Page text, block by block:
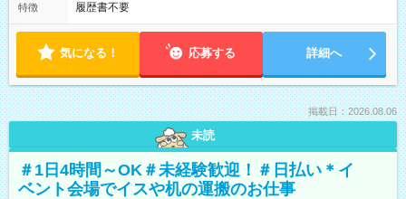
特徴 履歴書不要
気になる！ 応募する 詳細へ
掲載日：2026.08.06
未読
＃1日4時間～OK＃未経験歓迎！＃日払い＊イ
ベント会場でイスや机の運搬のお仕事